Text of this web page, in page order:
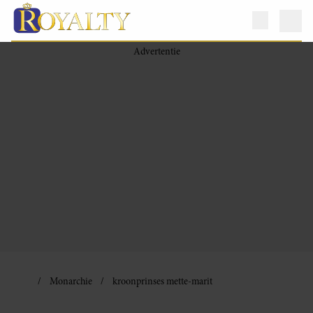
Monarchie kroonprinses mette-marit